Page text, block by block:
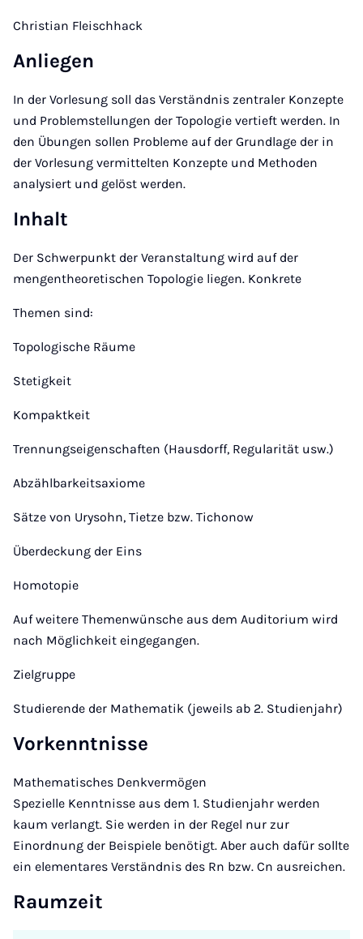
Christian Fleischhack
Anliegen
In der Vorlesung soll das Verständnis zentraler Konzepte
und Problemstellungen der Topologie vertieft werden. In
den Übungen sollen Probleme auf der Grundlage der in
der Vorlesung vermittelten Konzepte und Methoden
analysiert und gelöst werden.
Inhalt
Der Schwerpunkt der Veranstaltung wird auf der
mengentheoretischen Topologie liegen. Konkrete
Themen sind:
Topologische Räume
Stetigkeit
Kompaktkeit
Trennungseigenschaften (Hausdorff, Regularität usw.)
Abzählbarkeitsaxiome
Sätze von Urysohn, Tietze bzw. Tichonow
Überdeckung der Eins
Homotopie
Auf weitere Themenwünsche aus dem Auditorium wird
nach Möglichkeit eingegangen.
Zielgruppe
Studierende der Mathematik (jeweils ab 2. Studienjahr)
Vorkenntnisse
Mathematisches Denkvermögen
Spezielle Kenntnisse aus dem 1. Studienjahr werden
kaum verlangt. Sie werden in der Regel nur zur
Einordnung der Beispiele benötigt. Aber auch dafür sollte
ein elementares Verständnis des Rn bzw. Cn ausreichen.
Raumzeit